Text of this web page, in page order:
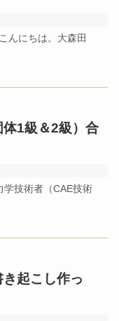
んにちは。大森田
体1級＆2級）合
学技術者（CAE技術
き起こし作っ